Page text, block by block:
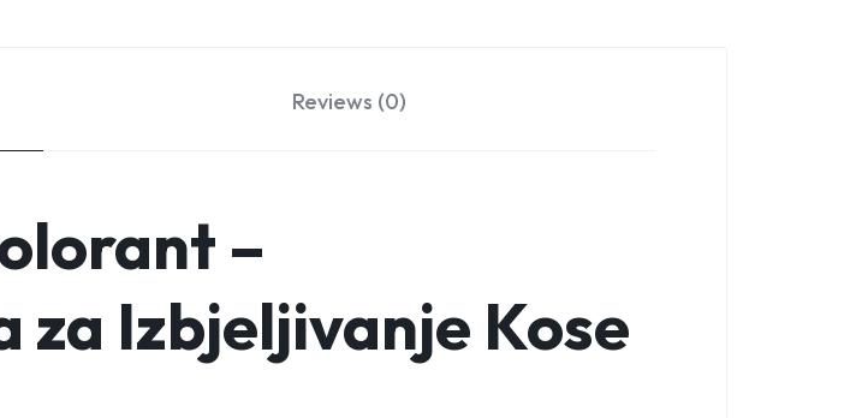
Reviews (0)
–
Izbjeljivanje Kose